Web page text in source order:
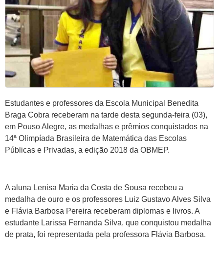
Estudantes e professores da Escola Municipal Benedita
Braga Cobra receberam na tarde desta segunda-feira (03),
em Pouso Alegre, as medalhas e prêmios conquistados na
14ª Olimpíada Brasileira de Matemática das Escolas
Públicas e Privadas, a edição 2018 da OBMEP.
A aluna Lenisa Maria da Costa de Sousa recebeu a
medalha de ouro e os professores Luiz Gustavo Alves Silva
e Flávia Barbosa Pereira receberam diplomas e livros. A
estudante Larissa Fernanda Silva, que conquistou medalha
de prata, foi representada pela professora Flávia Barbosa.